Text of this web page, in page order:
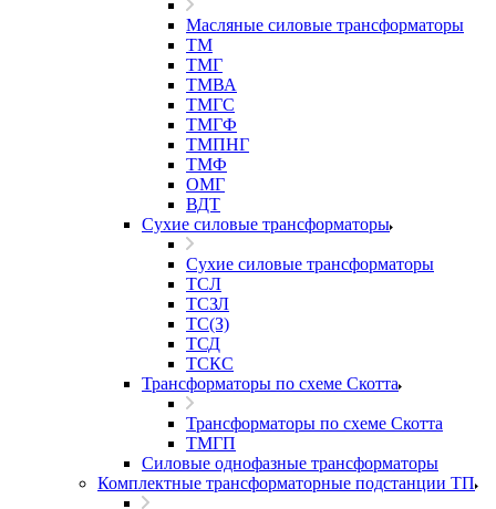
Масляные силовые трансформаторы
ТМ
ТМГ
ТМВА
ТМГС
ТМГФ
ТМПНГ
ТМФ
ОМГ
ВДТ
Сухие силовые трансформаторы
Сухие силовые трансформаторы
ТСЛ
ТСЗЛ
ТС(З)
ТСД
ТСКС
Трансформаторы по схеме Скотта
Трансформаторы по схеме Скотта
ТМГП
Силовые однофазные трансформаторы
Комплектные трансформаторные подстанции ТП